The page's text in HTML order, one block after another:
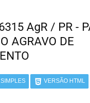
AgR / PR -
AGRAVO DE
VERSÃO HTML